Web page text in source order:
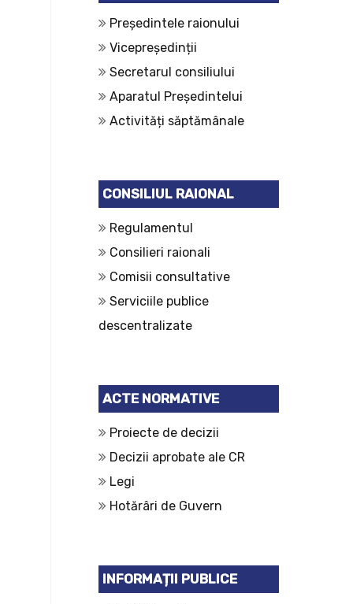
Președintele raionului
Vicepreședinții
Secretarul consiliului
Aparatul Președintelui
Activități săptămânale
CONSILIUL RAIONAL
Regulamentul
Consilieri raionali
Comisii consultative
Serviciile publice
descentralizate
ACTE NORMATIVE
Proiecte de decizii
Decizii aprobate ale CR
Legi
Hotărâri de Guvern
INFORMAȚII PUBLICE